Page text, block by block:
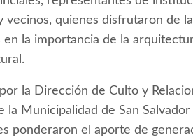
vecinos, quienes disfrutaron de
la importancia de la
la Dirección de Culto y
la Municipalidad de San
ponderaron el aporte de